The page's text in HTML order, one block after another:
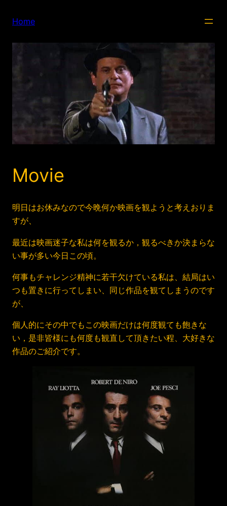
Home
Movie
明日はお休みなので今晩何か映画を観ようと考えおりま
すが、
最近は映画迷子な私は何を観るか，観るべきか決まらな
い事が多い今日この頃。
何事もチャレンジ精神に若干欠けている私は、結局はい
つも置きに行ってしまい、同じ作品を観てしまうのです
が、
個人的にその中でもこの映画だけは何度観ても飽きな
い，是非皆様にも何度も観直して頂きたい程、大好きな
作品のご紹介です。